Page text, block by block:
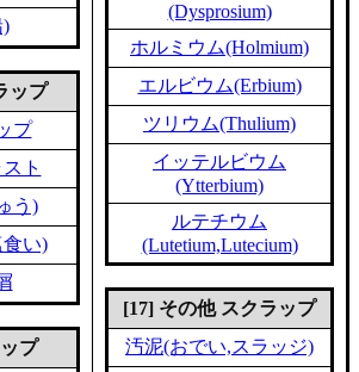
ップ
プ
ト
う)
い)
プ
(Dysprosium)
ホルミウム(Holmium)
エルビウム(Erbium)
ツリウム(Thulium)
イッテルビウム
(Ytterbium)
ルテチウム
(Lutetium,Lutecium)
[17] その他 スクラップ
汚泥(おでい,スラッジ)